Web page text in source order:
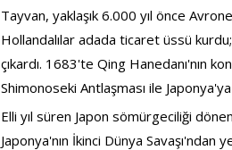
Tayvan, yaklaşık 6.000 yıl önce
Hollandalılar adada ticaret üssü
çıkardı. 1683'te Qing Hanedanı'nın
Shimonoseki Antlaşması ile
Elli yıl süren Japon sömürgeciliği
Japonya'nın İkinci Dünya